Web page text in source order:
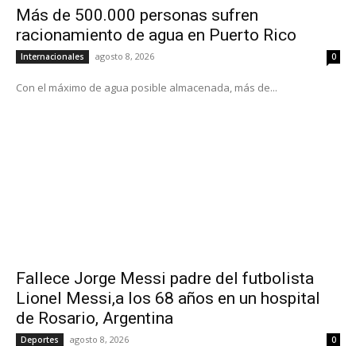
Más de 500.000 personas sufren
racionamiento de agua en Puerto Rico
Internacionales agosto 8, 2026 0
Con el máximo de agua posible almacenada, más de...
Fallece Jorge Messi padre del futbolista
Lionel Messi,a los 68 años en un hospital
de Rosario, Argentina
Deportes agosto 8, 2026 0